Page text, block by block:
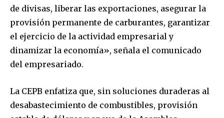
de divisas, liberar las exportaciones, asegurar la
provisión permanente de carburantes, garantizar
el ejercicio de la actividad empresarial y
dinamizar la economía», señala el comunicado
del empresariado.
La CEPB enfatiza que, sin soluciones duraderas al
desabastecimiento de combustibles, provisión